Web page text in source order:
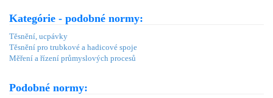
Kategórie - podobné normy:
Těsnění, ucpávky
Těsnění pro trubkové a hadicové spoje
Měření a řízení průmyslových procesů
Podobné normy: